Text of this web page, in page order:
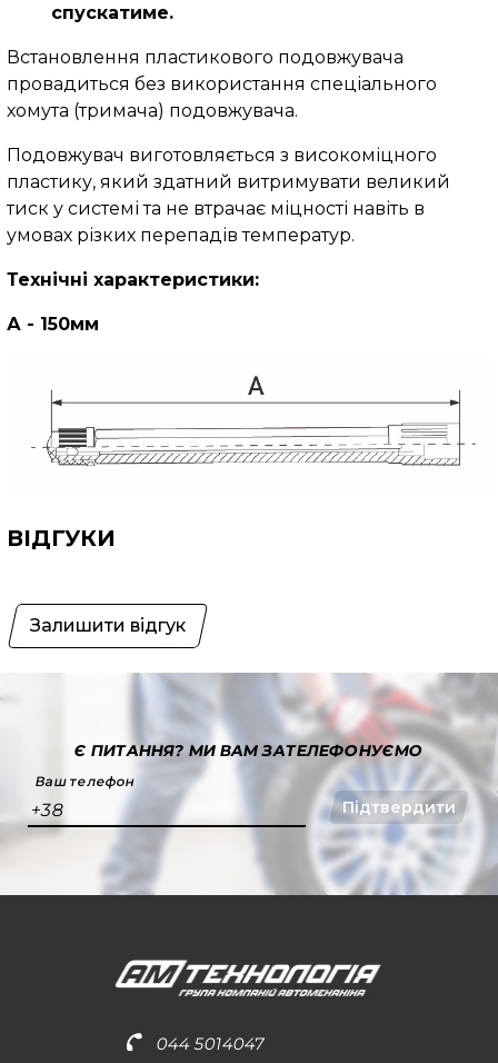
спускатиме.
Встановлення пластикового подовжувача
провадиться без використання спеціального
хомута (тримача) подовжувача.
Подовжувач виготовляється з високоміцного
пластику, який здатний витримувати великий
тиск у системі та не втрачає міцності навіть в
умовах різких перепадів температур.
Технічні характеристики:
А - 150мм
ВІДГУКИ
Залишити відгук
Є ПИТАННЯ?МИ ВАМ ЗАТЕЛЕФОНУЄМО
Ваш телефон
+38 Підтвердити
044 5014047